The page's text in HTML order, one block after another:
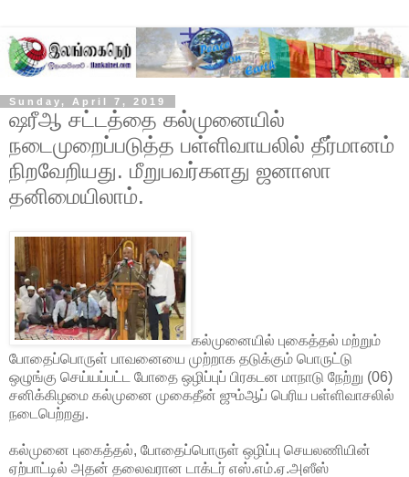
Sunday, April 7, 2019
ஷரீஆ சட்டத்தை கல்முனையில்
நடைமுறைப்படுத்த பள்ளிவாயலில் தீர்மானம்
நிறவேறியது. மீறுபவர்களது ஜனாஸா
தனிமையிலாம்.
கல்முனையில் புகைத்தல் மற்றும்
போதைப்பொருள் பாவனையை முற்றாக தடுக்கும் பொருட்டு
ஒழுங்கு செய்யப்பட்ட போதை ஒழிப்புப் பிரகடன மாநாடு நேற்று (06)
சனிக்கிழமை கல்முனை முகைதீன் ஜும்ஆப் பெரிய பள்ளிவாசலில்
நடைபெற்றது.
கல்முனை புகைத்தல், போதைப்பொருள் ஒழிப்பு செயலணியின்
ஏற்பாட்டில் அதன் தலைவரான டாக்டர் எஸ்.எம்.ஏ.அஸீஸ்